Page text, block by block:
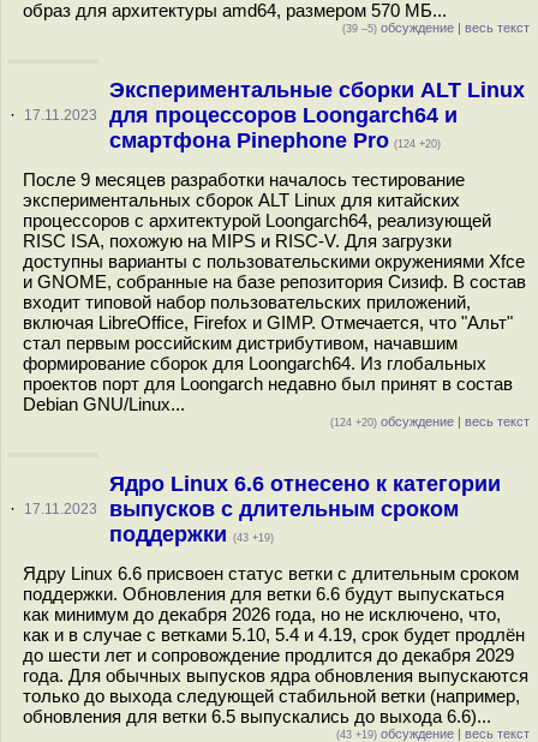
образ для архитектуры amd64, размером 570 МБ...
(39 –5) обсуждение | весь текст
· 17.11.2023
Экспериментальные сборки ALT Linux
для процессоров Loongarch64 и
смартфона Pinephone Pro (124 +20)
После 9 месяцев разработки началось тестирование
экспериментальных сборок ALT Linux для китайских
процессоров с архитектурой Loongarch64, реализующей
RISC ISA, похожую на MIPS и RISC-V. Для загрузки
доступны варианты с пользовательскими окружениями Xfce
и GNOME, собранные на базе репозитория Сизиф. В состав
входит типовой набор пользовательских приложений,
включая LibreOffice, Firefox и GIMP. Отмечается, что "Альт"
стал первым российским дистрибутивом, начавшим
формирование сборок для Loongarch64. Из глобальных
проектов порт для Loongarch недавно был принят в состав
Debian GNU/Linux...
(124 +20) обсуждение | весь текст
· 17.11.2023
Ядро Linux 6.6 отнесено к категории
выпусков с длительным сроком
поддержки (43 +19)
Ядру Linux 6.6 присвоен статус ветки с длительным сроком
поддержки. Обновления для ветки 6.6 будут выпускаться
как минимум до декабря 2026 года, но не исключено, что,
как и в случае с ветками 5.10, 5.4 и 4.19, срок будет продлён
до шести лет и сопровождение продлится до декабря 2029
года. Для обычных выпусков ядра обновления выпускаются
только до выхода следующей стабильной ветки (например,
обновления для ветки 6.5 выпускались до выхода 6.6)...
(43 +19) обсуждение | весь текст